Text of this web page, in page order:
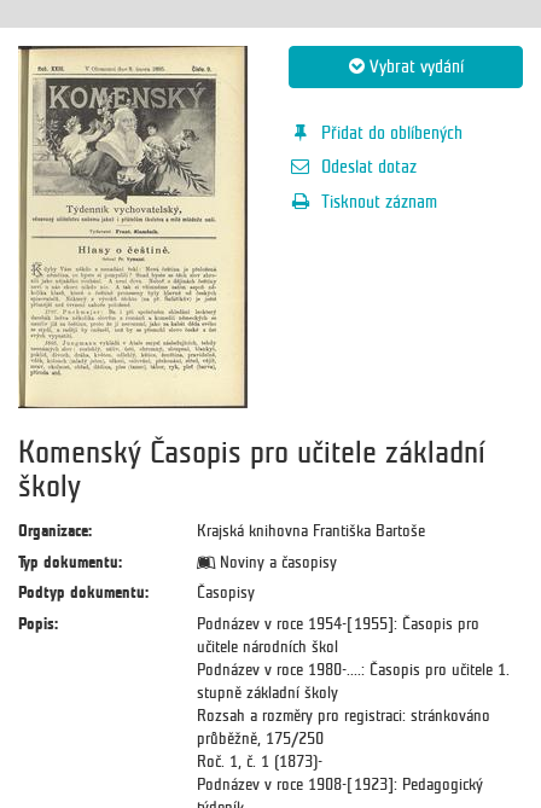
Vybrat vydání
Přidat do oblíbených
Odeslat dotaz
Tisknout záznam
Komenský Časopis pro učitele základní
školy
Organizace:
Krajská knihovna Františka Bartoše
Typ dokumentu:
Noviny a časopisy
Podtyp dokumentu:
Časopisy
Popis:
Podnázev v roce 1954-[1955]: Časopis pro
učitele národních škol
Podnázev v roce 1980-....: Časopis pro učitele 1.
stupně základní školy
Rozsah a rozměry pro registraci: stránkováno
průběžně, 175/250
Roč. 1, č. 1 (1873)-
Podnázev v roce 1908-[1923]: Pedagogický